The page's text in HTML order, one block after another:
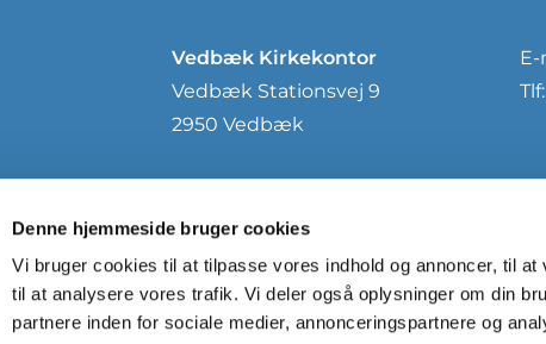
Denne hjemmeside bruger cookies
Vi bruger cookies til at tilpasse vores indhold og annoncer, til
til at analysere vores trafik. Vi deler også oplysninger om din
partnere inden for sociale medier, annonceringspartnere og
Vedbæk Kirkekontor
Vedbæk Stationsvej 9
2950 Vedbæk
E-